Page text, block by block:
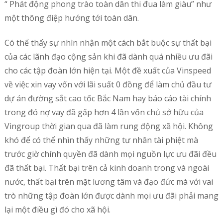
“ Phát động phong trào toàn dân thi đua làm giàu” như
một thông điệp hướng tới toàn dân.
Có thể thấy sự nhìn nhận một cách bắt buộc sự thất bại
của các lãnh đạo cộng sản khi đã dành quá nhiều ưu đãi
cho các tập đoàn lớn hiện tại. Một đề xuất của Vinspeed
về việc xin vay vốn với lãi suất 0 đồng để làm chủ đầu tư
dự án đường sắt cao tốc Bắc Nam hay báo cáo tài chính
trong đó nợ vay đã gấp hơn 4 lần vốn chủ sở hữu của
Vingroup thời gian qua đã làm rung động xã hội. Không
khó để có thể nhìn thấy những tư nhân tài phiệt mà
trước giờ chính quyền đã dành mọi nguồn lực ưu đãi đều
đã thất bại. Thất bại trên cả kinh doanh trong và ngoài
nước, thất bại trên mặt lương tâm và đạo đức mà với vai
trò những tập đoàn lớn được dành mọi ưu đãi phải mang
lại một điều gì đó cho xã hội.